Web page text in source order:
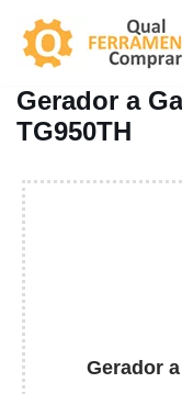
Pular
o
conteúdo
Gerador a
TG950TH
Gerador